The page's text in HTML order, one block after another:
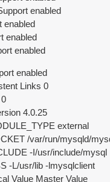
enabled
enabled
enabled
enabled
enabled
Links 0
4.0.25
external
/var/run/mysqld/
-I/usr/include/mysql
-L/usr/lib -lmysqlclient
Value Master Value